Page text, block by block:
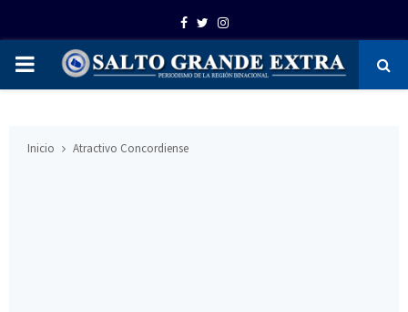
Facebook
TwitterInstagram
PRIMARY
Inicio Atractivo Concordiense